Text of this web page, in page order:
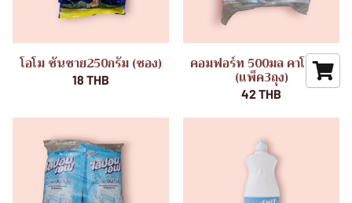
โอโม ซันชาย250กรัม (ซอง)
18 THB
คอมฟอร์ท 500มล คาโมมาย
(แพ็ค3ถุง)
42 THB